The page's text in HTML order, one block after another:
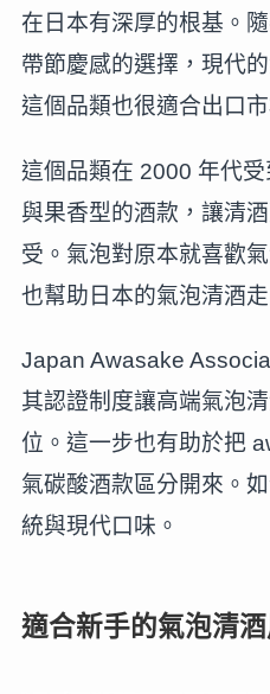
在日本有深厚的根基。
帶節慶感的選擇，現代
這個品類也很適合出口市
這個品類在 2000 年代
與果香型的酒款，讓清
受。氣泡對原本就喜歡
也幫助日本的氣泡清酒走
Japan Awasake
其認證制度讓高端氣泡
位。這一步也有助於把
氣碳酸酒款區分開來。
統與現代口味。
適合新手的氣泡清